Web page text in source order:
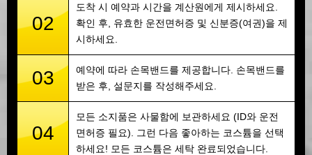
02
도착 시 예약과 시간을 계산원에게 제시하세요.
확인 후, 유효한 운전면허증 및 신분증(여권)을 제
시하세요.
03
예약에 따라 손목밴드를 제공합니다. 손목밴드를
받은 후, 설문지를 작성해주세요.
04
모든 소지품은 사물함에 보관하세요 (ID와 운전
면허증 필요). 그런 다음 좋아하는 코스튬을 선택
하세요! 모든 코스튬은 세탁 완료되었습니다.